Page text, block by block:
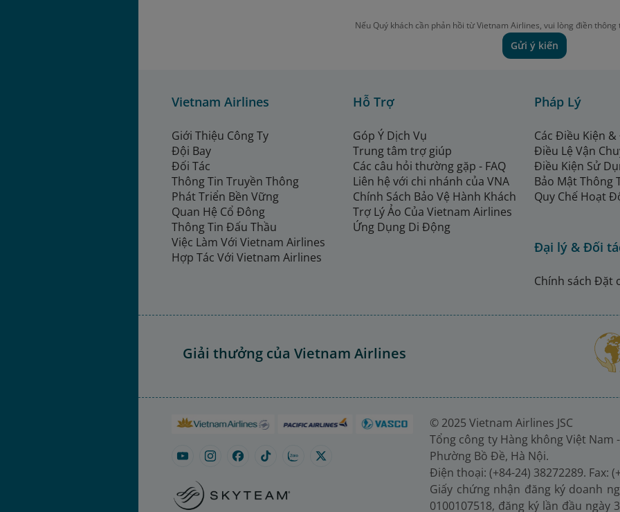
Trẻ nhỏ dưới 02 tuổi:Không thu.
Áp dụng đối với các hành trình cóngày xuất
Nếu Quý khách cần phản hồi từ Vietnam Airlines, vui lòng điền thông
Gửi ý kiến
Vietnam Airlines
Giới Thiệu Công Ty
Đội Bay
Đối Tác
Thông Tin Truyền Thông
Phát Triển Bền Vững
Quan Hệ Cổ Đông
Thông Tin Đấu Thầu
Việc Làm Với Vietnam Airlines
Hợp Tác Với Vietnam Airlines
Hỗ Trợ
Góp Ý Dịch Vụ
Trung tâm trợ giúp
Các câu hỏi thường gặp - FAQ
Liên hệ với chi nhánh của VNA
Chính Sách Bảo Vệ Hành Khách
Trợ Lý Ảo Của Vietnam Airlines
Ứng Dụng Di Động
Pháp Lý
Các Điều Kiện
Điều Lệ Vận
Điều Kiện Sử
Bảo Mật Thông
Quy Chế Hoạt
Đại lý & Đối
Chính sách Đặt
Giải thưởng của Vietnam Airlines
© 2025 Vietnam Airlines JSC
Tổng công ty Hàng không Việt Nam
Phường Bồ Đề, Hà Nội.
Điện thoại: (+84-24) 38272289. Fax:
Giấy chứng nhận đăng ký doanh
0100107518, đăng ký lần đầu ngày